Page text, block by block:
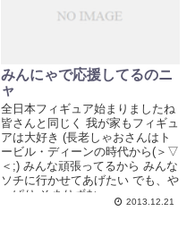
みんにゃで応援してるのニ
ャ
全日本フィギュア始まりましたね
皆さんと同じく 我が家もフィギュ
アは大好き (長老しゃおさんはト
ービル・ディーンの時代から(＞▽
＜;) みんな頑張ってるから みんな
ソチに行かせてあげたい でも、や
っぱり そまりずむ...
2013.12.21